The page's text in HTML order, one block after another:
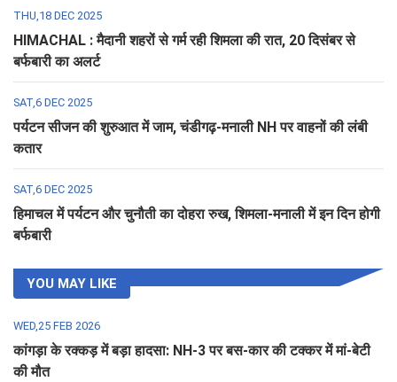
THU,18 DEC 2025
HIMACHAL : मैदानी शहरों से गर्म रही शिमला की रात, 20 दिसंबर से
बर्फबारी का अलर्ट
SAT,6 DEC 2025
पर्यटन सीजन की शुरुआत में जाम, चंडीगढ़-मनाली NH पर वाहनों की लंबी
कतार
SAT,6 DEC 2025
हिमाचल में पर्यटन और चुनौती का दोहरा रुख, शिमला-मनाली में इन दिन होगी
बर्फबारी
YOU MAY LIKE
WED,25 FEB 2026
कांगड़ा के रक्कड़ में बड़ा हादसा: NH-3 पर बस-कार की टक्कर में मां-बेटी
की मौत